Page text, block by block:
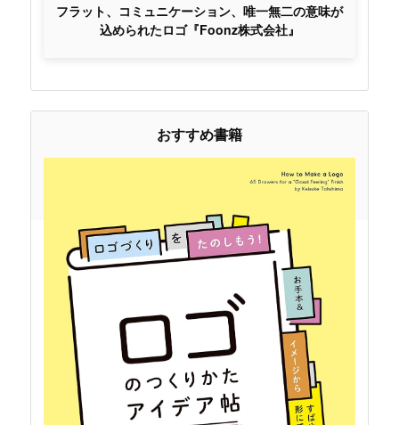
フラット、コミュニケーション、唯一無二の意味が
込められたロゴ『Foonz株式会社』
おすすめ書籍